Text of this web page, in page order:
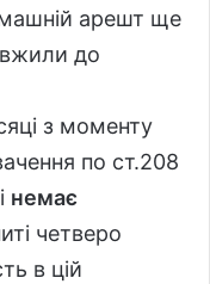
арешт ще
до
з моменту
по ст.208
немає
четверо
в цій